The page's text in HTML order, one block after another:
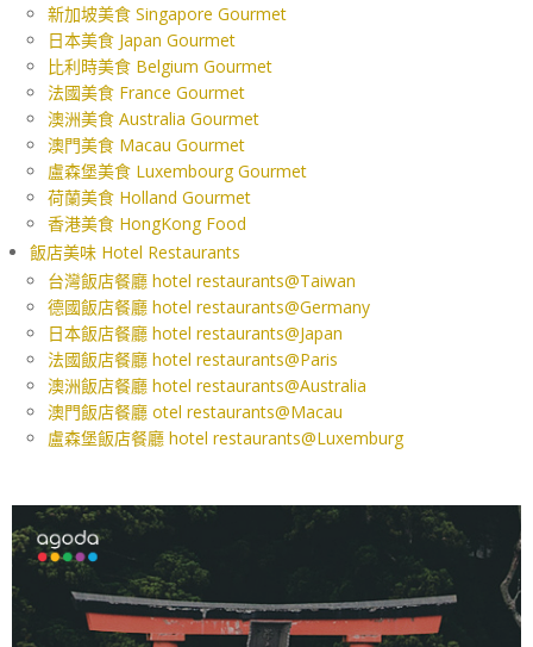
新加坡美食 Singapore Gourmet
日本美食 Japan Gourmet
比利時美食 Belgium Gourmet
法國美食 France Gourmet
澳洲美食 Australia Gourmet
澳門美食 Macau Gourmet
盧森堡美食 Luxembourg Gourmet
荷蘭美食 Holland Gourmet
香港美食 HongKong Food
飯店美味 Hotel Restaurants
台灣飯店餐廳 hotel restaurants@Taiwan
德國飯店餐廳 hotel restaurants@Germany
日本飯店餐廳 hotel restaurants@Japan
法國飯店餐廳 hotel restaurants@Paris
澳洲飯店餐廳 hotel restaurants@Australia
澳門飯店餐廳 otel restaurants@Macau
盧森堡飯店餐廳 hotel restaurants@Luxemburg